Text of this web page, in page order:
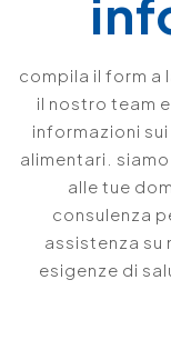
compila il form
il nostro team
informazioni
alimentari.
alle tue
consulenza
assistenza su
esigenze di